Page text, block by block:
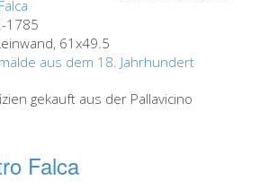
Besucher Bewertungen
Uffizien entdecken
buchen
Kunstwerke
1785
61x49.5
aus dem 18. Jahrhundert
gekauft aus der Pallavicino
Falca